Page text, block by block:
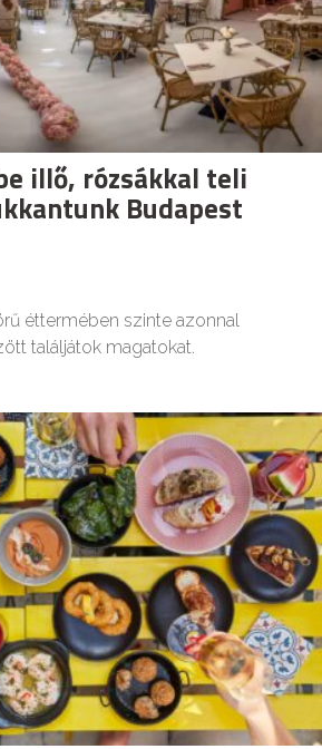
illő, rózsákkal teli
Budapest
éttermében szinte azonnal
találjátok magatokat.